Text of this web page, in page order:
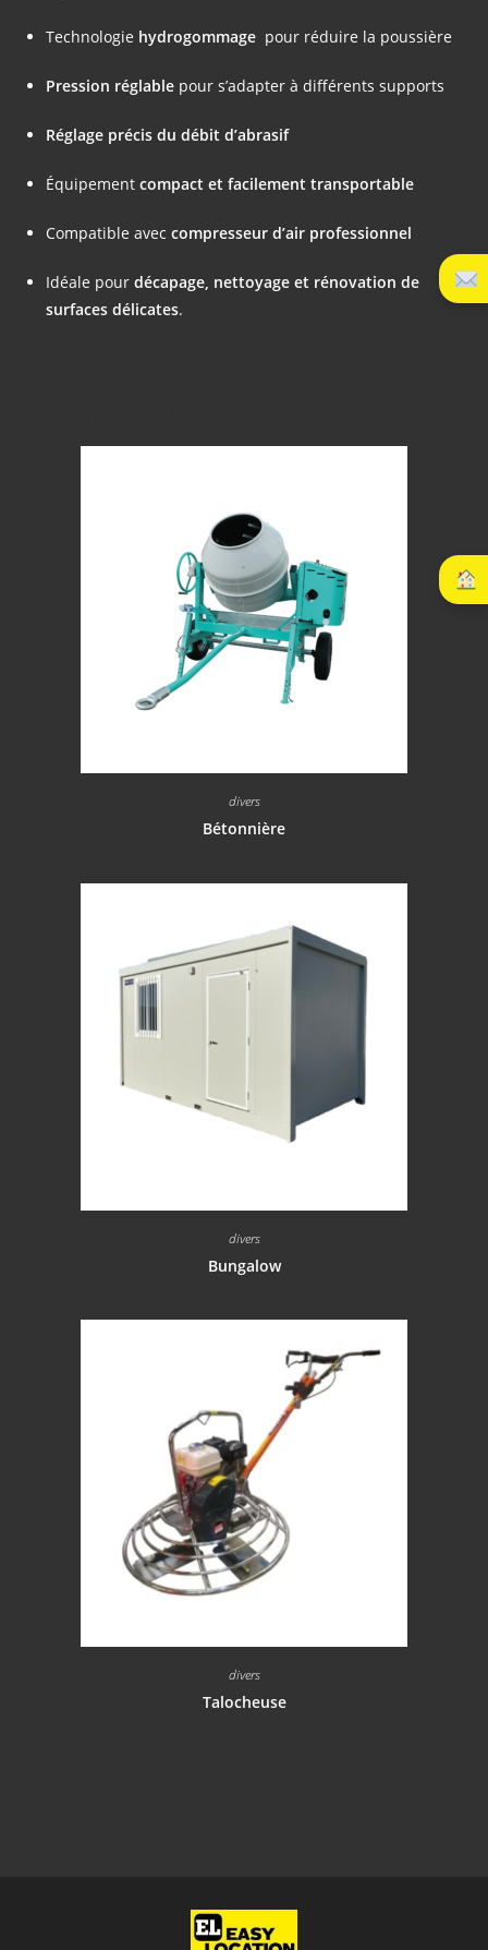
Technologie hydrogommage pour réduire la poussière
Pression réglable pour s’adapter à différents supports
Réglage précis du débit d’abrasif
Équipementcompact et facilement transportable
Compatible aveccompresseur d’air professionnel
Idéale pourdécapage, nettoyage et rénovation de
surfaces délicates.
divers
Bétonnière
divers
Bungalow
divers
Talocheuse